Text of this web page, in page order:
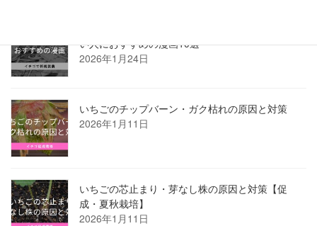
い人におすすめの漫画10選
2026年1月24日
いちごのチップバーン・ガク枯れの原因と対策
2026年1月11日
いちごの芯止まり・芽なし株の原因と対策【促
成・夏秋栽培】
2026年1月11日